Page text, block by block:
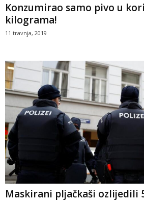
Konzumirao samo pivo u
kilograma!
11 travnja, 2019
Maskirani pljačkaši ozlijedili